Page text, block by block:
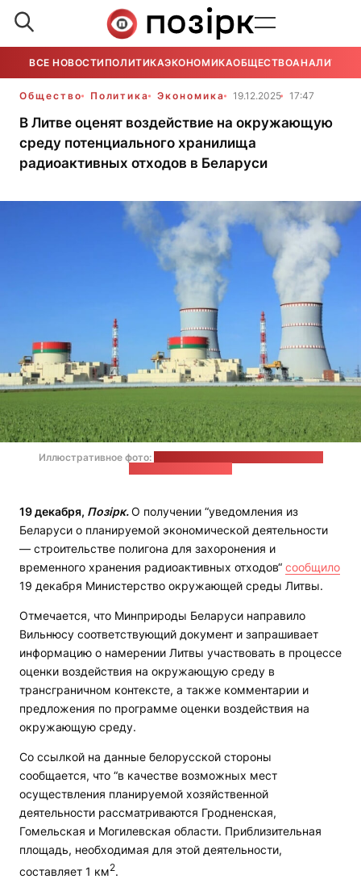
ВСЕ НОВОСТИ ПОЛИТИКАЭКОНОМИКАОБЩЕСТВОАНАЛИТИКА
Общество Политика Экономика 19.12.2025 17:47
В Литве оценят воздействие на окружающую
среду потенциального хранилища
радиоактивных отходов в Беларуси
Иллюстративное фото:
19 декабря, Позірк.О получении “уведомления из
Беларуси о планируемой экономической деятельности
— строительстве полигона для захоронения и
временного хранения радиоактивных отходов“ сообщило
19 декабря Министерство окружающей среды Литвы.
Отмечается, что Минприроды Беларуси направило
Вильнюсу соответствующий документ и запрашивает
информацию о намерении Литвы участвовать в процессе
оценки воздействия на окружающую среду в
трансграничном контексте, а также комментарии и
предложения по программе оценки воздействия на
окружающую среду.
Со ссылкой на данные белорусской стороны
сообщается, что “в качестве возможных мест
осуществления планируемой хозяйственной
деятельности рассматриваются Гродненская,
Гомельская и Могилевская области. Приблизительная
площадь, необходимая для этой деятельности,
составляет 1 км2